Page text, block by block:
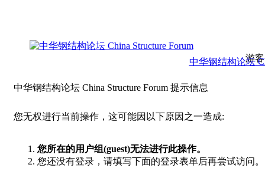
游
中华钢结构论坛
中华钢结构论坛 China Structure Forum 提示信息
您无权进行当前操作，这可能因以下原因之一造成:
您所在的用户组(guest)无法进行此操作。
您还没有登录，请填写下面的登录表单后再尝试访问。